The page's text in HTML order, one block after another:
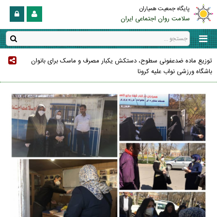
پایگاه جمعیت همیاران
سلامت روان اجتماعی ایران
توزیع ماده ضدعفونی سطوح، دستکش یکبار مصرف و ماسک برای بانوان
باشگاه ورزشی نواب علیه کرونا